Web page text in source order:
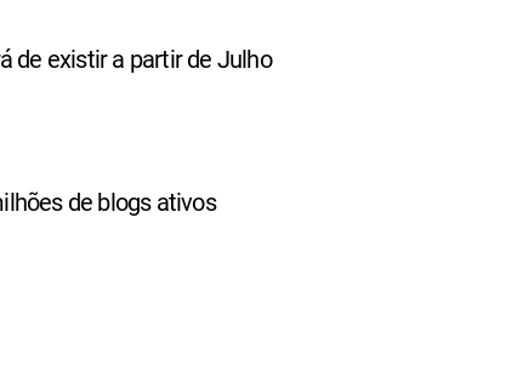
de existir a partir de Julho
de blogs ativos